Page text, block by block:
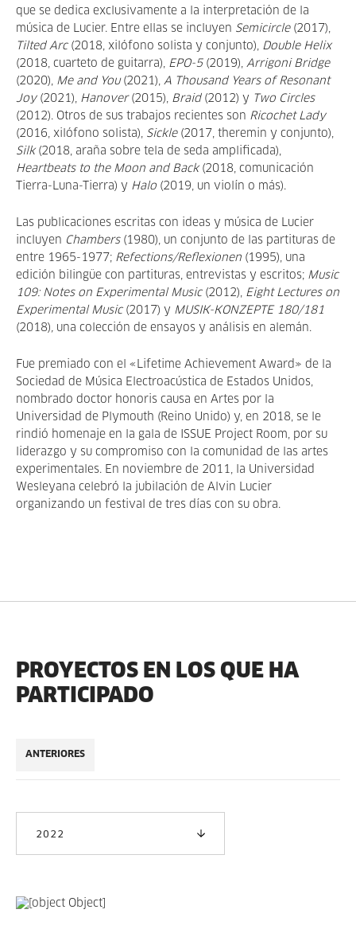
que se dedica exclusivamente a la interpretación de la
música de Lucier. Entre ellas se incluyen Semicircle (2017),
Tilted Arc (2018, xilófono solista y conjunto), Double Helix
(2018, cuarteto de guitarra), EPO-5 (2019), Arrigoni Bridge
(2020), Me and You(2021), A Thousand Years of Resonant
Joy(2021), Hanover(2015), Braid(2012) y Two Circles
(2012). Otros de sus trabajos recientes son Ricochet Lady
(2016, xilófono solista), Sickle (2017, theremin y conjunto),
Silk(2018, araña sobre tela de seda amplificada),
Heartbeats to the Moon and Back (2018, comunicación
Tierra-Luna-Tierra) y Halo (2019, un violín o más).
Las publicaciones escritas con ideas y música de Lucier
incluyen Chambers(1980), un conjunto de las partituras de
entre 1965-1977; Refections/Reflexionen (1995), una
edición bilingüe con partituras, entrevistas y escritos; Music
109: Notes on Experimental Music(2012), Eight Lectures on
Experimental Music (2017) y MUSIK-KONZEPTE 180/181
(2018), una colección de ensayos y análisis en alemán.
Fue premiado con el «Lifetime Achievement Award» de la
Sociedad de Música Electroacústica de Estados Unidos,
nombrado doctor honoris causa en Artes por la
Universidad de Plymouth (Reino Unido) y, en 2018, se le
rindió homenaje en la gala de ISSUE Project Room, por su
liderazgo y su compromiso con la comunidad de las artes
experimentales. En noviembre de 2011, la Universidad
Wesleyana celebró la jubilación de Alvin Lucier
organizando un festival de tres días con su obra.
PROYECTOS EN LOS QUE HA
PARTICIPADO
ANTERIORES
2022